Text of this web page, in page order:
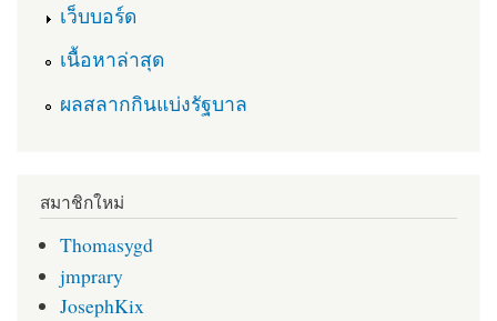
เว็บบอร์ด
เนื้อหาล่าสุด
ผลสลากกินแบ่งรัฐบาล
สมาชิกใหม่
Thomasygd
jmprary
JosephKix